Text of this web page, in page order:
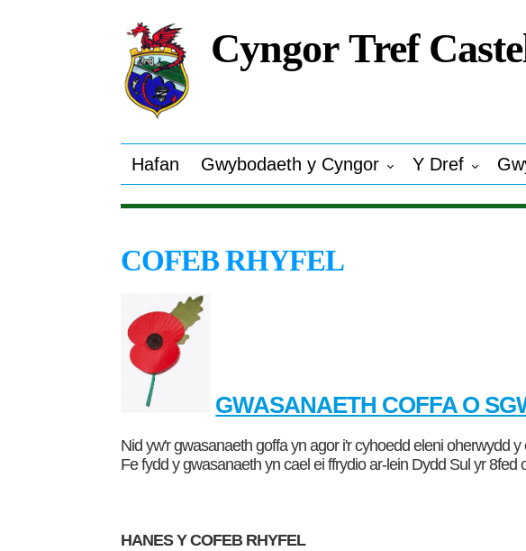
Cyngor Tref
Hafan Gwybodaeth y Cyngor Y Dref
COFEB RHYFEL
GWASANAETH COFFA O
Nid yw'r gwasanaeth goffa yn agor i'r cyhoedd eleni oherwydd
Fe fydd y gwasanaeth yn cael ei ffrydio ar-lein Dydd Sul yr
HANES Y COFEB RHYFEL